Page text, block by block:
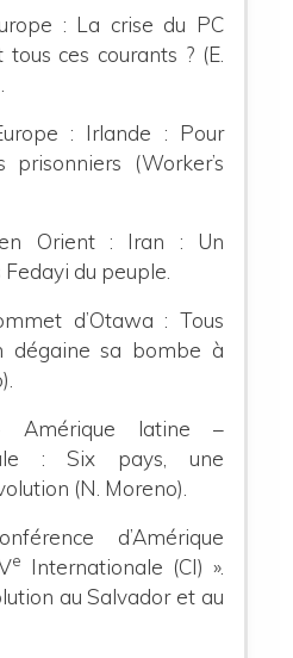
: La crise du PC
ces courants ? (E.
: Irlande : Pour
(Worker’s
Orient : Iran : Un
du peuple.
d’Otawa : Tous
dégaine sa bombe à
Amérique latine –
: Six pays, une
(N. Moreno).
d’Amérique
e
Internationale (CI) ».
au Salvador et au